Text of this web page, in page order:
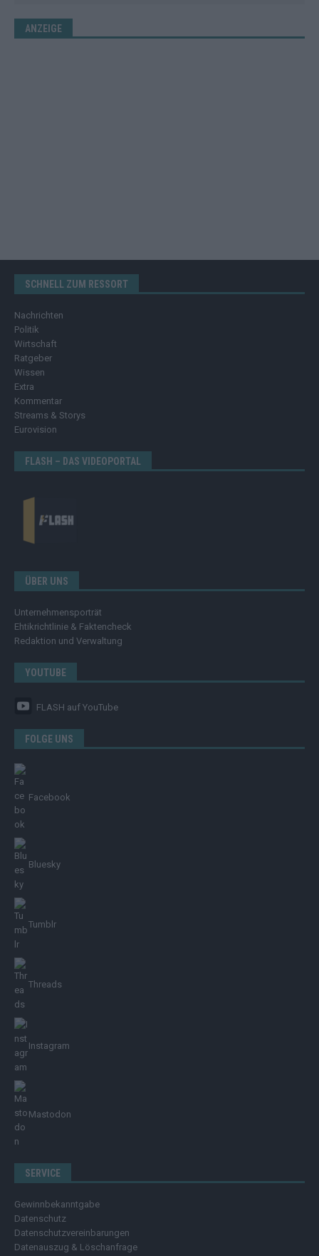
ANZEIGE
SCHNELL ZUM RESSORT
Nachrichten
Politik
Wirtschaft
Ratgeber
Wissen
Extra
Kommentar
Streams & Storys
Eurovision
FLASH – DAS VIDEOPORTAL
ÜBER UNS
Unternehmensporträt
Ehtikrichtlinie & Faktencheck
Redaktion und Verwaltung
YOUTUBE
FLASH auf YouTube
FOLGE UNS
Facebook
Bluesky
Tumblr
Threads
Instagram
Mastodon
SERVICE
Gewinnbekanntgabe
Datenschutz
Datenschutzvereinbarungen
Datenauszug & Löschanfrage